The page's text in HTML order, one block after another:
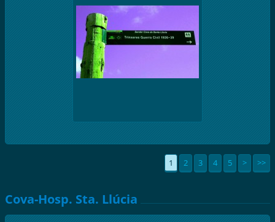
1 2 3 4 5 > >>
Cova-Hosp. Sta. Llúcia